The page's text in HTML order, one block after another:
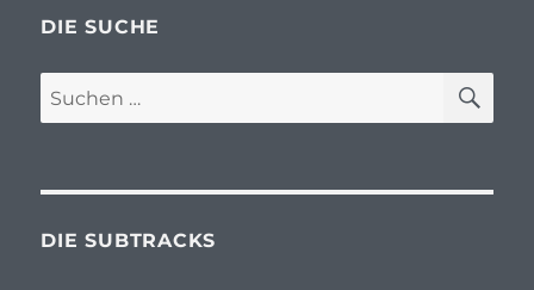
DIE SUCHE
Suchen
nach:
DIE SUBTRACKS